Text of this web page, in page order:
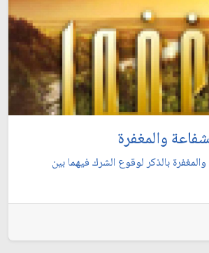
والمغفرة
بالذكر لوقوع الشرك فيهما بين